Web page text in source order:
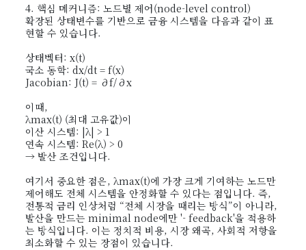
4. 핵심 메커니즘: 노드별 제어(node-level control)
확장된 상태변수를 기반으로 금융 시스템을 다음과 같이 표
현할 수 있습니다.
상태벡터: x(t)
국소 동학: dx/dt = f(x)
Jacobian: J(t) = ∂f/∂x
이때,
λmax(t) (최대 고유값)이
이산 시스템: |λ| > 1
연속 시스템: Re(λ) > 0
→ 발산 조건입니다.
여기서 중요한 점은, λmax(t)에 가장 크게 기여하는 노드만
제어해도 전체 시스템을 안정화할 수 있다는 점입니다. 즉,
전통적 금리 인상처럼 “전체 시장을 때리는 방식”이 아니라,
발산을 만드는 minimal node에만 '- feedback'을 적용하
는 방식입니다. 이는 정치적 비용, 시장 왜곡, 사회적 저항을
최소화할 수 있는 장점이 있습니다.